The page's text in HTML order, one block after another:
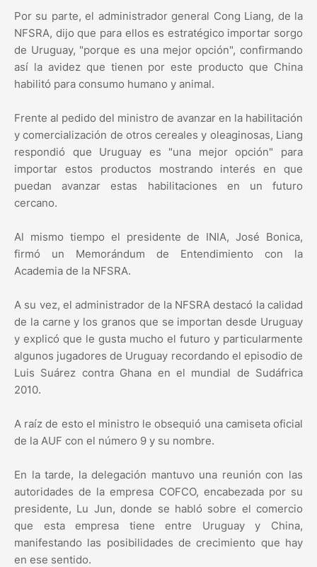
Por su parte, el administrador general Cong Liang, de la
NFSRA, dijo que para ellos es estratégico importar sorgo
de Uruguay, "porque es una mejor opción", confirmando
así la avidez que tienen por este producto que China
habilitó para consumo humano y animal.
Frente al pedido del ministro de avanzar en la habilitación
y comercialización de otros cereales y oleaginosas, Liang
respondió que Uruguay es "una mejor opción" para
importar estos productos mostrando interés en que
puedan avanzar estas habilitaciones en un futuro
cercano.
Al mismo tiempo el presidente de INIA, José Bonica,
firmó un Memorándum de Entendimiento con la
Academia de la NFSRA.
A su vez, el administrador de la NFSRA destacó la calidad
de la carne y los granos que se importan desde Uruguay
y explicó que le gusta mucho el futuro y particularmente
algunos jugadores de Uruguay recordando el episodio de
Luis Suárez contra Ghana en el mundial de Sudáfrica
2010.
A raíz de esto el ministro le obsequió una camiseta oficial
de la AUF con el número 9 y su nombre.
En la tarde, la delegación mantuvo una reunión con las
autoridades de la empresa COFCO, encabezada por su
presidente, Lu Jun, donde se habló sobre el comercio
que esta empresa tiene entre Uruguay y China,
manifestando las posibilidades de crecimiento que hay
en ese sentido.